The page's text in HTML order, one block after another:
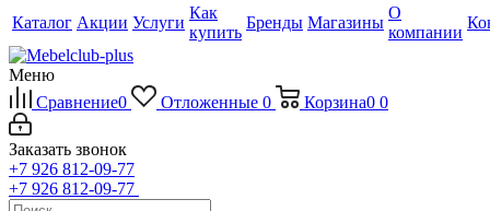
Каталог Акции Услуги
Как
купить
Бренды Магазины
О
компании
Меню
Сравнение0 Отложенные 0 Корзина0 0
Заказать звонок
+7 926 812-09-77
+7 926 812-09-77